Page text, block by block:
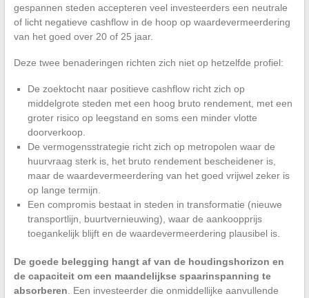
gespannen steden accepteren veel investeerders een neutrale
of licht negatieve cashflow in de hoop op waardevermeerdering
van het goed over 20 of 25 jaar.
Deze twee benaderingen richten zich niet op hetzelfde profiel:
De zoektocht naar positieve cashflow richt zich op
middelgrote steden met een hoog bruto rendement, met een
groter risico op leegstand en soms een minder vlotte
doorverkoop.
De vermogensstrategie richt zich op metropolen waar de
huurvraag sterk is, het bruto rendement bescheidener is,
maar de waardevermeerdering van het goed vrijwel zeker is
op lange termijn.
Een compromis bestaat in steden in transformatie (nieuwe
transportlijn, buurtvernieuwing), waar de aankoopprijs
toegankelijk blijft en de waardevermeerdering plausibel is.
De goede belegging hangt af van de houdingshorizon en
de capaciteit om een maandelijkse spaarinspanning te
absorberen . Een investeerder die onmiddellijke aanvullende